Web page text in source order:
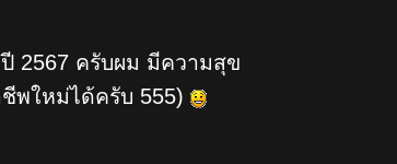
2567 ครับผม มีความสุข
พใหม่ได้ครับ 555)